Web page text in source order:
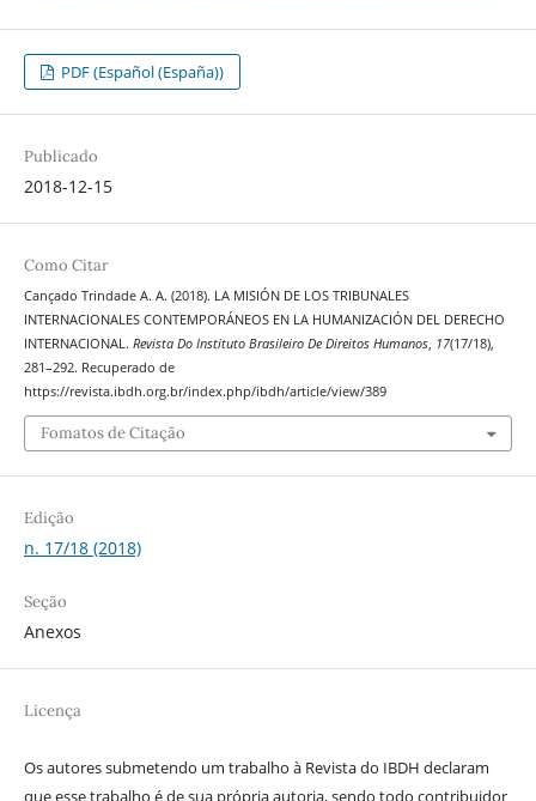
PDF (Español (España))
Publicado
2018-12-15
Como Citar
Cançado Trindade A. A. (2018). LA MISIÓN DE LOS TRIBUNALES
INTERNACIONALES CONTEMPORÁNEOS EN LA HUMANIZACIÓN DEL DERECHO
INTERNACIONAL. Revista Do Instituto Brasileiro De Direitos Humanos, 17(17/18),
281–292. Recuperado de
https://revista.ibdh.org.br/index.php/ibdh/article/view/389
Fomatos de Citação
Edição
n. 17/18 (2018)
Seção
Anexos
Licença
Os autores submetendo um trabalho à Revista do IBDH declaram